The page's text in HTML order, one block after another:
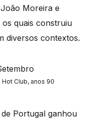
Moreira e
quais construiu
diversos contextos.
Club, anos 90
Portugal ganhou